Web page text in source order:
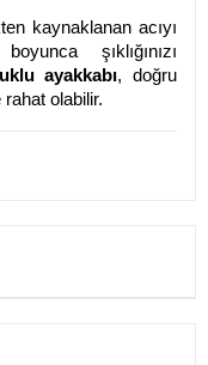
kaynaklanan acıyı
şıklığınızı
ayakkabı, doğru
olabilir.